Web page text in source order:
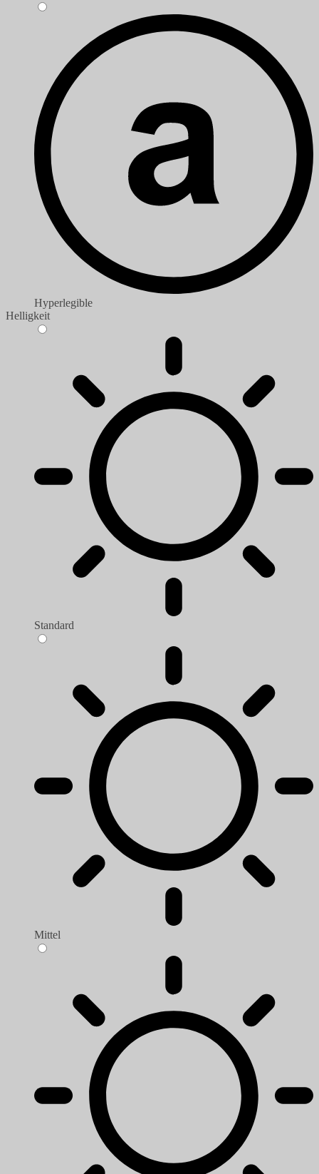
Hyperlegible
Helligkeit
Standard
Mittel